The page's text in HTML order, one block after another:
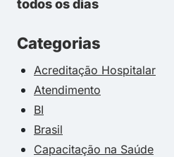
todos os dias
Categorias
Acreditação Hospitalar
Atendimento
BI
Brasil
Capacitação na Saúde